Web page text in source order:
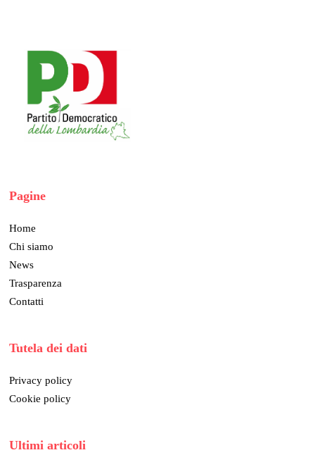
Pagine
Home
Chi siamo
News
Trasparenza
Contatti
Tutela dei dati
Privacy policy
Cookie policy
Ultimi articoli